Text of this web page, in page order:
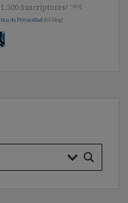
Suscriptores! ༺
de Privacidad del blog]